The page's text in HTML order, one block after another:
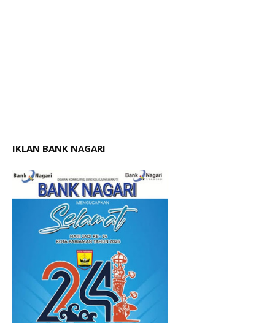
IKLAN BANK NAGARI